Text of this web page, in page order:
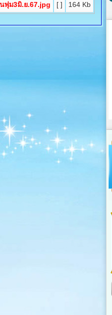
พุ่ม3มิ.ย.67.jpg [ ] 164 Kb